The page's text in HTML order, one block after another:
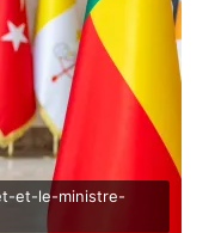
et-le-ministre-